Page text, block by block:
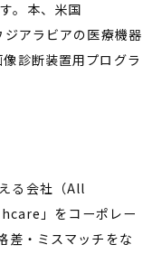
。本、米国
ジアラビアの医療機器
診断装置用プログラ
る会社（All
」をコーポレー
差・ミスマッチをな